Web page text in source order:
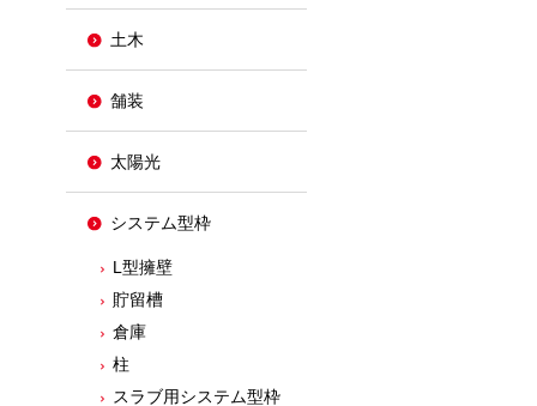
土木
舗装
太陽光
システム型枠
L型擁壁
貯留槽
倉庫
柱
スラブ用システム型枠